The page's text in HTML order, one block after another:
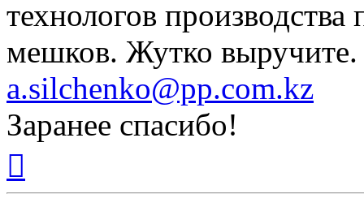
технологов
мешков. Жутко выручите.
a.silchenko@pp.com.kz
Заранее спасибо!
началу